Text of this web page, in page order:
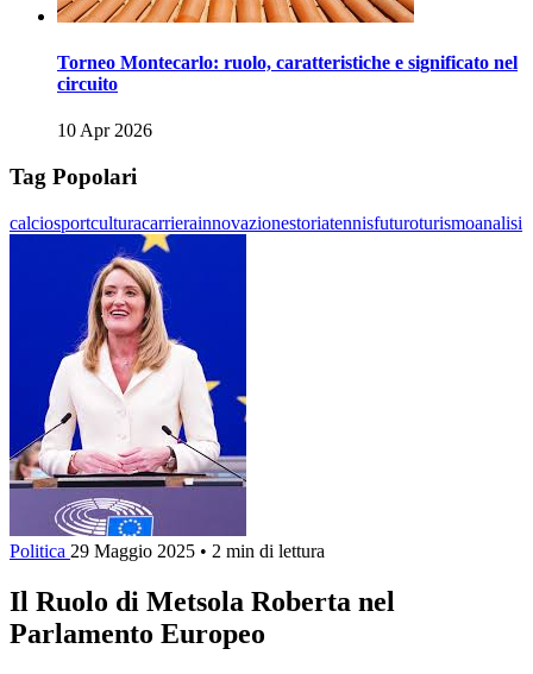
Torneo Montecarlo: ruolo, caratteristiche e significato nel
circuito
10 Apr 2026
Tag Popolari
calciosportculturacarrierainnovazionestoriatennisfuturoturismoanalisi
Politica 29 Maggio 2025 • 2 min di lettura
Il Ruolo di Metsola Roberta nel
Parlamento Europeo